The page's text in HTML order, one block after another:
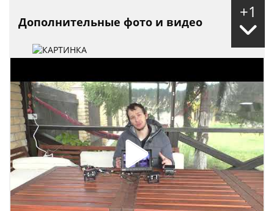
Дополнительные фото и видео
+1